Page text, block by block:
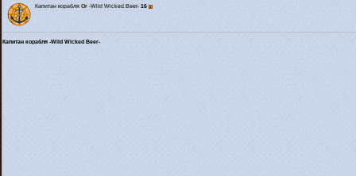
Капитан корабля Or -Wild Wicked Beer- 16
Капитан корабля -Wild Wicked Beer-